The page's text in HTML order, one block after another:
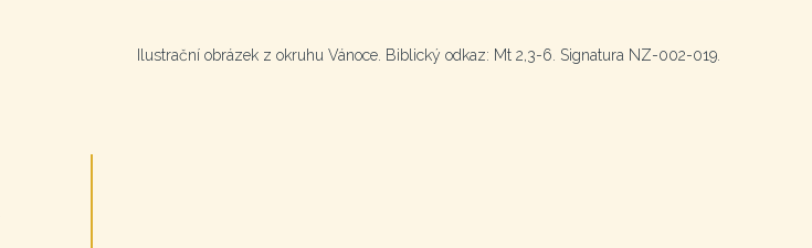
Ilustrační obrázek z okruhu Vánoce. Biblický odkaz: Mt 2,3-6. Signatura NZ-002-019.